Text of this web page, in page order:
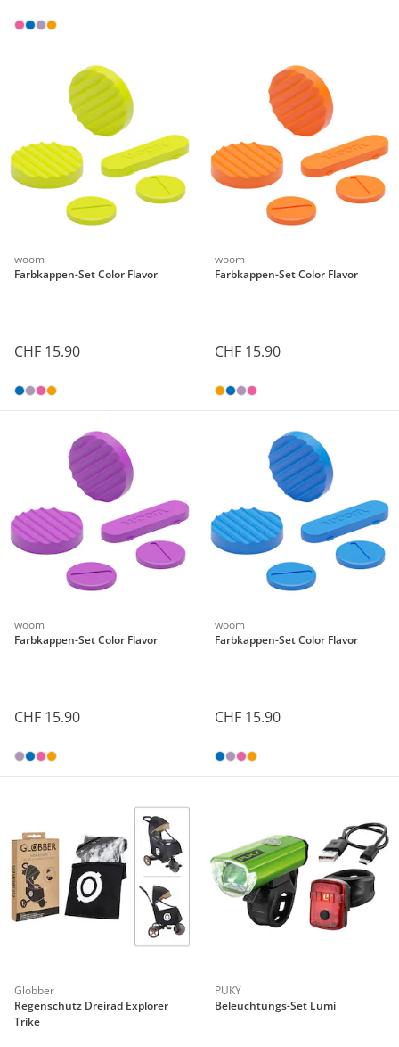
woom
Farbkappen-Set Color Flavor
CHF 15.90
woom
Farbkappen-Set Color Flavor
CHF 15.90
woom
Farbkappen-Set Color Flavor
CHF 15.90
woom
Farbkappen-Set Color Flavor
CHF 15.90
Globber
Regenschutz Dreirad Explorer
Trike
PUKY
Beleuchtungs-Set Lumi